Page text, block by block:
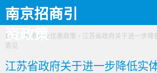
南京招商引
资政策
首页 › 其他企业优惠政策 › 江苏省政府关于进一步
意见
江苏省政府关于进一步降低实